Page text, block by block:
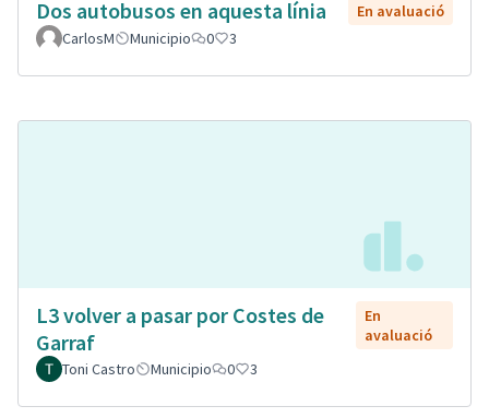
Dos autobusos en aquesta línia
En avaluació
CarlosM
Municipio 0 3
L3 volver a pasar por Costes de
Garraf
En
avaluació
Toni Castro
Municipio 0 3